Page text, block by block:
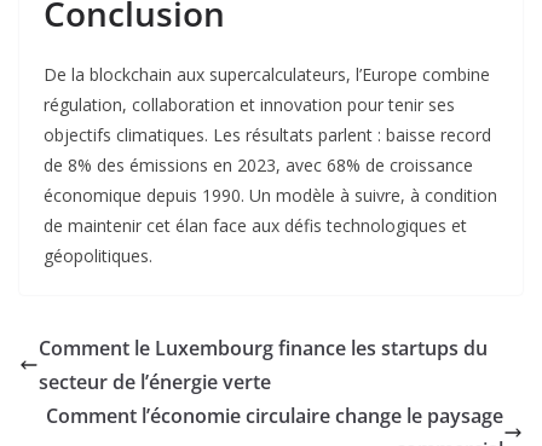
Conclusion
De la blockchain aux supercalculateurs, l’Europe combine
régulation, collaboration et innovation pour tenir ses
objectifs climatiques. Les résultats parlent : baisse record
de 8% des émissions en 2023, avec 68% de croissance
économique depuis 1990. Un modèle à suivre, à condition
de maintenir cet élan face aux défis technologiques et
géopolitiques.
Comment le Luxembourg finance les startups du
secteur de l’énergie verte
Comment l’économie circulaire change le paysage